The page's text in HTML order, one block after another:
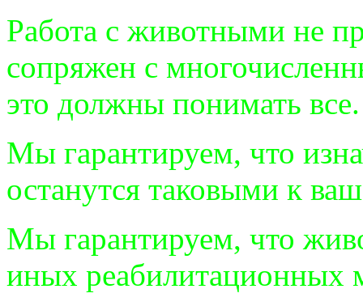
Работа с животными не
сопряжен с
это должны понимать все.
Мы гарантируем, что
останутся таковыми к
Мы гарантируем, что
иных реабилитационных